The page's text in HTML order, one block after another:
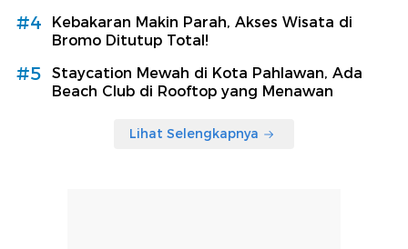
#4
Kebakaran Makin Parah, Akses Wisata di
Bromo Ditutup Total!
#5
Staycation Mewah di Kota Pahlawan, Ada
Beach Club di Rooftop yang Menawan
Lihat Selengkapnya